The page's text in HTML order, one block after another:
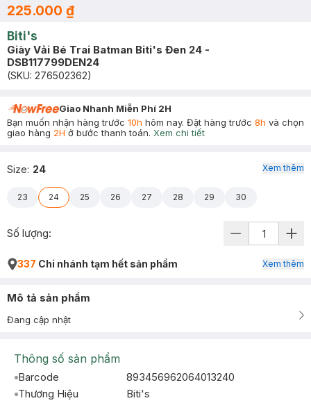
225.000 ₫
Biti's
Giày Vải Bé Trai Batman Biti's Đen 24 -
DSB117799DEN24
(SKU: 276502362)
Giao Nhanh Miễn Phí 2H
Bạn muốn nhận hàng trước 10h hôm nay. Đặt hàng trước 8h và chọn
giao hàng 2H ở bước thanh toán. Xem chi tiết
Size: 24
23 24 25 26 27 28 29 30
Xem thêm
Số lượng:
337 Chi nhánh tạm hết sản phẩm Xem thêm
Mô tả sản phẩm
Đang cập nhật
Thông số sản phẩm
Barcode
893456962064013240
Thương Hiệu
Biti's